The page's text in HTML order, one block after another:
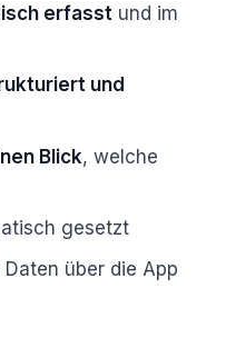
erfasst und im
und
Blick, welche
gesetzt
über die App